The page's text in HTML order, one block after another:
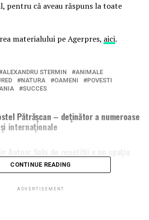
pentru că aveau răspuns la toate
materialului pe Agerpres, aici.
ALEXANDRU STERMIN
ANIMALE
NATURA OAMENI
POVESTI
SUCCES
Pătrăşcan – deţinător a numeroase
internaţionale
ca fiind “acasă”
CONTINUE READING
ADVERTISEMENT